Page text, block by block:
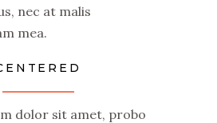
nec at malis
mea.
dolor sit amet, probo